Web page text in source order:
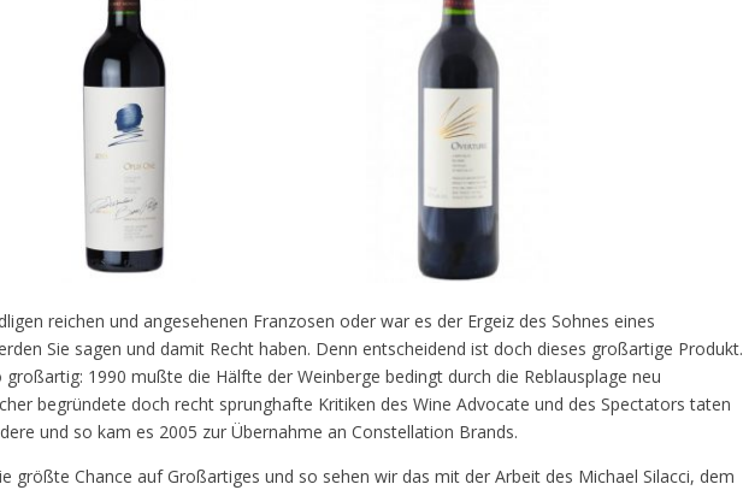
reichen und angesehenen Franzosen oder war es der Ergeiz des Sohnes eines
Sie sagen und damit Recht haben. Denn entscheidend ist doch dieses großartige Produkt.
1990 mußte die Hälfte der Weinberge bedingt durch die Reblausplage neu
begründete doch recht sprunghafte Kritiken des Wine Advocate und des Spectators taten
und so kam es 2005 zur Übernahme an Constellation Brands.
größte Chance auf Großartiges und so sehen wir das mit der Arbeit des Michael Silacci, dem